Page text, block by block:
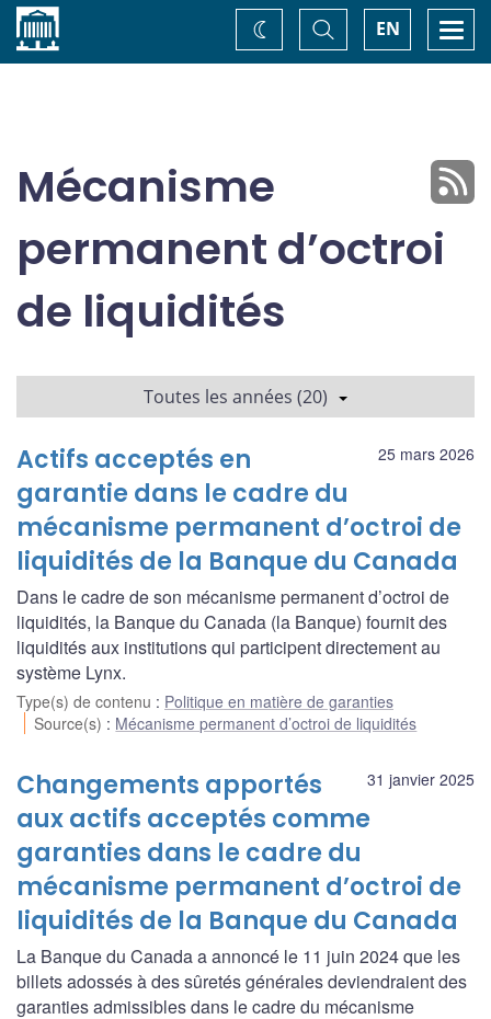
Accueil EN
Basculer
la
recherche
Changez
de
Mécanisme
permanent d’octroi
de liquidités
Toutes les années (20)
25 mars 2026
Actifs acceptés en
garantie dans le cadre du
mécanisme permanent d’octroi de
liquidités de la Banque du Canada
Dans le cadre de son mécanisme permanent d’octroi de
liquidités, la Banque du Canada (la Banque) fournit des
liquidités aux institutions qui participent directement au
système Lynx.
Type(s) de contenu : Politique en matière de garanties
Source(s) : Mécanisme permanent d’octroi de liquidités
31 janvier 2025
Changements apportés
aux actifs acceptés comme
garanties dans le cadre du
mécanisme permanent d’octroi de
liquidités de la Banque du Canada
La Banque du Canada a annoncé le 11 juin 2024 que les
billets adossés à des sûretés générales deviendraient des
garanties admissibles dans le cadre du mécanisme